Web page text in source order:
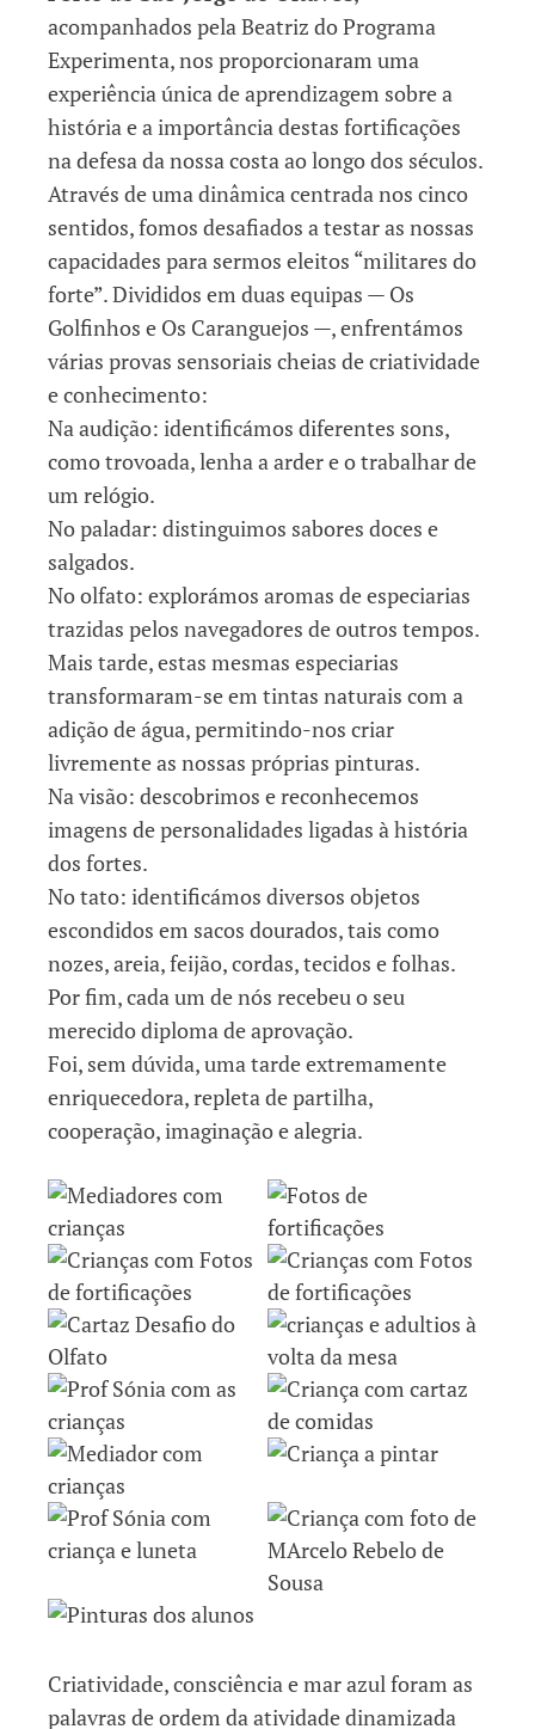
acompanhados pela Beatriz do Programa
Experimenta, nos proporcionaram uma
experiência única de aprendizagem sobre a
história e a importância destas fortificações
na defesa da nossa costa ao longo dos séculos.
Através de uma dinâmica centrada nos cinco
sentidos, fomos desafiados a testar as nossas
capacidades para sermos eleitos “militares do
forte”. Divididos em duas equipas — Os
Golfinhos e Os Caranguejos —, enfrentámos
várias provas sensoriais cheias de criatividade
e conhecimento:
Na audição: identificámos diferentes sons,
como trovoada, lenha a arder e o trabalhar de
um relógio.
No paladar: distinguimos sabores doces e
salgados.
No olfato: explorámos aromas de especiarias
trazidas pelos navegadores de outros tempos.
Mais tarde, estas mesmas especiarias
transformaram-se em tintas naturais com a
adição de água, permitindo-nos criar
livremente as nossas próprias pinturas.
Na visão: descobrimos e reconhecemos
imagens de personalidades ligadas à história
dos fortes.
No tato: identificámos diversos objetos
escondidos em sacos dourados, tais como
nozes, areia, feijão, cordas, tecidos e folhas.
Por fim, cada um de nós recebeu o seu
merecido diploma de aprovação.
Foi, sem dúvida, uma tarde extremamente
enriquecedora, repleta de partilha,
cooperação, imaginação e alegria.
Criatividade, consciência e mar azul foram as
palavras de ordem da atividade dinamizada